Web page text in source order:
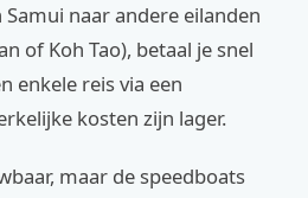
naar andere eilanden
of Koh Tao), betaal je snel
enkele reis via een
kosten zijn lager.
maar de speedboats